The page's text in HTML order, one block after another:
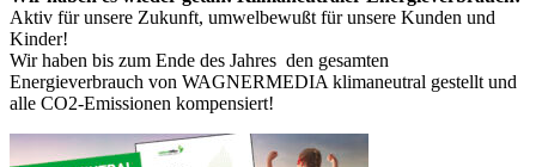
Aktiv für unsere Zukunft, umwelbewußt für unsere Kunden und
Kinder!
Wir haben bis zum Ende des Jahres den gesamten
Energieverbrauch von WAGNERMEDIA klimaneutral gestellt und
alle CO2-Emissionen kompensiert!